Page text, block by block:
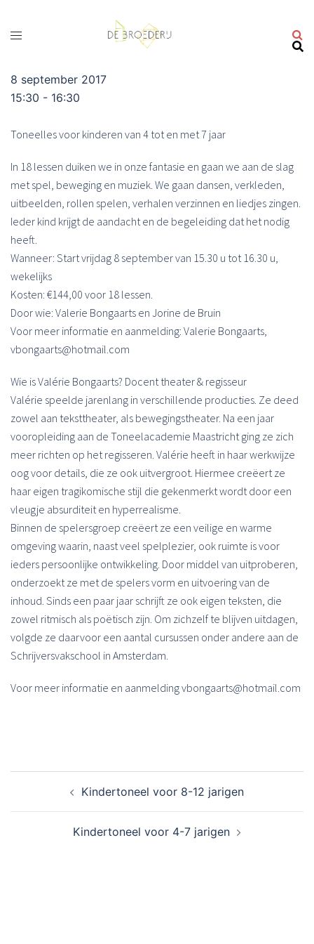
8 september 2017
15:30 - 16:30
Toneelles voor kinderen van 4 tot en met 7 jaar
In 18 lessen duiken we in onze fantasie en gaan we aan de slag
met spel, beweging en muziek. We gaan dansen, verkleden,
uitbeelden, rollen spelen, verhalen verzinnen en liedjes zingen.
Ieder kind krijgt de aandacht en de begeleiding dat het nodig
heeft.
Wanneer: Start vrijdag 8 september van 15.30 u tot 16.30 u,
wekelijks
Kosten: €144,00 voor 18 lessen.
Door wie: Valerie Bongaarts en Jorine de Bruin
Voor meer informatie en aanmelding: Valerie Bongaarts,
vbongaarts@hotmail.com
Wie is Valérie Bongaarts? Docent theater & regisseur
Valérie speelde jarenlang in verschillende producties. Ze deed
zowel aan teksttheater, als bewegingstheater. Na een jaar
vooropleiding aan de Toneelacademie Maastricht ging ze zich
meer richten op het regisseren. Valérie heeft in haar werkwijze
oog voor details, die ze ook uitvergroot. Hiermee creëert ze
haar eigen tragikomische stijl die gekenmerkt wordt door een
vleugje absurditeit en hyperrealisme.
Binnen de spelersgroep creëert ze een veilige en warme
omgeving waarin, naast veel spelplezier, ook ruimte is voor
ieders persoonlijke ontwikkeling. Door middel van uitproberen,
onderzoekt ze met de spelers vorm en uitvoering van de
inhoud. Sinds een paar jaar schrijft ze ook eigen teksten, die
zowel ritmisch als poëtisch zijn. Om zichzelf te blijven uitdagen,
volgde ze daarvoor een aantal cursussen onder andere aan de
Schrijversvakschool in Amsterdam.
Voor meer informatie en aanmelding vbongaarts@hotmail.com
navigatie
Kindertoneel voor 8-12 jarigen
Kindertoneel voor 4-7 jarigen